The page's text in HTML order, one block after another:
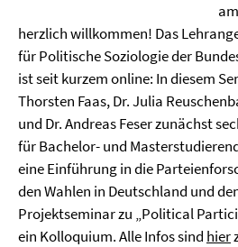
herzlich willkommen! Das
für Politische Soziologie der
ist seit kurzem online: In diesem
Thorsten Faas, Dr. Julia
und Dr. Andreas Feser zunächst
für Bachelor- und
eine Einführung in die
den Wahlen in Deutschland und
Projektseminar zu „Political
ein Kolloquium. Alle Infos sind hier